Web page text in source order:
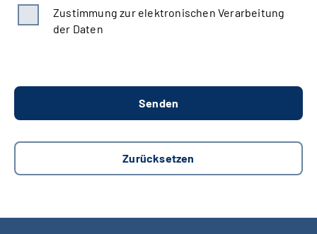
Zustimmung zur elektronischen Verarbeitung
der Daten